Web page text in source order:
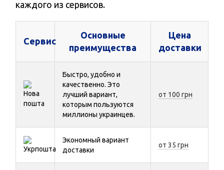
каждого из сервисов.
Сервис
Основные
преимущества
Цена
доставки
Быстро, удобно и
качественно. Это
лучший вариант,
которым пользуются
миллионы украинцев.
от 100 грн
Экономный вариант
доставки
от 35 грн